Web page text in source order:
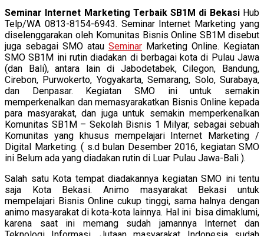
Seminar Internet Marketing Terbaik SB1M di Bekasi Hub
Telp/WA 0813-8154-6943. Seminar Internet Marketing yang
diselenggarakan oleh Komunitas Bisnis Online SB1M disebut
juga sebagai SMO atau Seminar Marketing Online. Kegiatan
SMO SB1M ini rutin diadakan di berbagai kota di Pulau Jawa
(dan Bali), antara lain di Jabodetabek, Cilegon, Bandung,
Cirebon, Purwokerto, Yogyakarta, Semarang, Solo, Surabaya,
dan Denpasar. Kegiatan SMO ini untuk semakin
memperkenalkan dan memasyarakatkan Bisnis Online kepada
para masyarakat, dan juga untuk semakin memperkenalkan
Komunitas SB1M – Sekolah Bisnis 1 Milyar, sebagai sebuah
Komunitas yang khusus mempelajari Internet Marketing /
Digital Marketing. ( s.d bulan Desember 2016, kegiatan SMO
ini Belum ada yang diadakan rutin di Luar Pulau Jawa-Bali ).
Salah satu Kota tempat diadakannya kegiatan SMO ini tentu
saja Kota Bekasi. Animo masyarakat Bekasi untuk
mempelajari Bisnis Online cukup tinggi, sama halnya dengan
animo masyarakat di kota-kota lainnya. Hal ini bisa dimaklumi,
karena saat ini memang sudah jamannya Internet dan